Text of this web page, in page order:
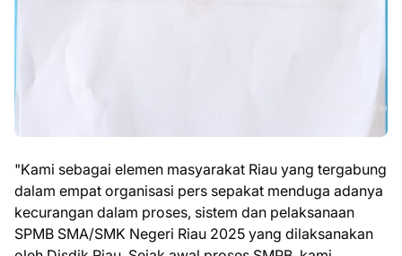
"Kami sebagai elemen masyarakat Riau yang tergabung
dalam empat organisasi pers sepakat menduga adanya
kecurangan dalam proses, sistem dan pelaksanaan
SPMB SMA/SMK Negeri Riau 2025 yang dilaksanakan